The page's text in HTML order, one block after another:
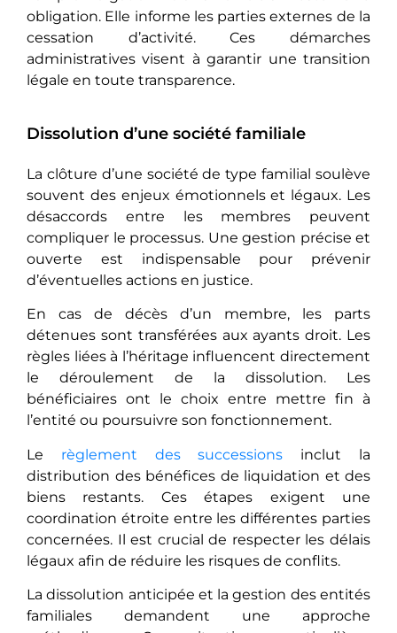
obligation. Elle informe les parties externes de la
cessation d’activité. Ces démarches
administratives visent à garantir une transition
légale en toute transparence.
Dissolution d’une société familiale
La clôture d’une société de type familial soulève
souvent des enjeux émotionnels et légaux. Les
désaccords entre les membres peuvent
compliquer le processus. Une gestion précise et
ouverte est indispensable pour prévenir
d’éventuelles actions en justice.
En cas de décès d’un membre, les parts
détenues sont transférées aux ayants droit. Les
règles liées à l’héritage influencent directement
le déroulement de la dissolution. Les
bénéficiaires ont le choix entre mettre fin à
l’entité ou poursuivre son fonctionnement.
Le règlement des successions inclut la
distribution des bénéfices de liquidation et des
biens restants. Ces étapes exigent une
coordination étroite entre les différentes parties
concernées. Il est crucial de respecter les délais
légaux afin de réduire les risques de conflits.
La dissolution anticipée et la gestion des entités
familiales demandent une approche